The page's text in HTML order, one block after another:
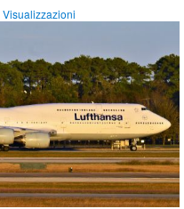
Visualizzazioni